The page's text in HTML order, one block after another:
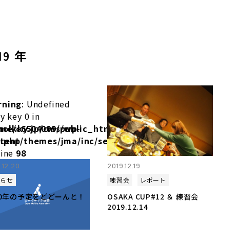
年
cms/wp-
: Undefined
key 0 in
c6504009/public_html/molkky.jp/cms/wp-
themes/jma/inc/setup.php
98
せ
の予定をどどーんと！
2019.12.19
練習会
レポート
OSAKA CUP#12 ＆ 練習会
2019.12.14